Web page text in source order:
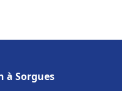
à Sorgues